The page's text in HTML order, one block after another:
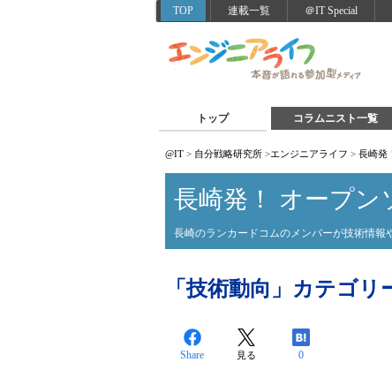
TOP 連載一覧 ＠IT Special
トップ コラムニスト一覧
@IT > 自分戦略研究所 >エンジニアライフ > 長崎発
長崎発！ オープン
長崎のランカードコムのメンバーが技術情報
「技術動向」カテゴリ
Share 見る 0